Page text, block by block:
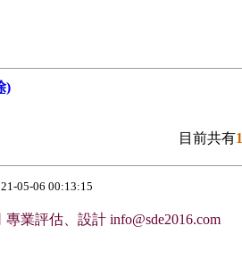
)
目前共有1
05-06 00:13:15
業評估、設計 info@sde2016.com